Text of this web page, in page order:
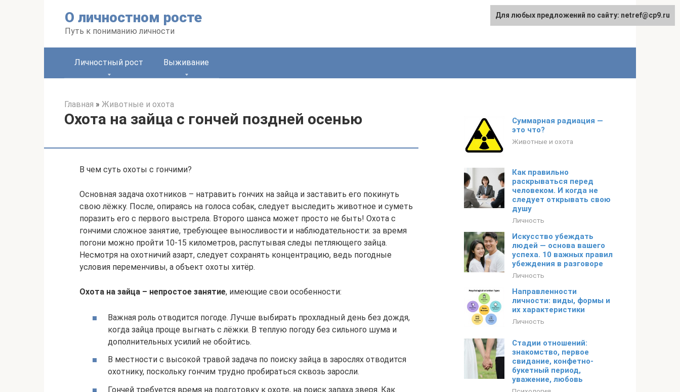
О личностном росте
Путь к пониманию личности
Личностный рост Выживание
Главная » Животные и охота
Охота на зайца с гончей поздней осенью
В чем суть охоты с гончими?
Основная задача охотников – натравить гончих на зайца и заставить его покинуть
свою лёжку. После, опираясь на голоса собак, следует выследить животное и суметь
поразить его с первого выстрела. Второго шанса может просто не быть! Охота с
гончими сложное занятие, требующее выносливости и наблюдательности: за время
погони можно пройти 10-15 километров, распутывая следы петляющего зайца.
Несмотря на охотничий азарт, следует сохранять концентрацию, ведь погодные
условия переменчивы, а объект охоты хитёр.
Охота на зайца – непростое занятие, имеющие свои особенности:
Важная роль отводится погоде. Лучше выбирать прохладный день без дождя,
когда зайца проще выгнать с лёжки. В теплую погоду без сильного шума и
дополнительных усилий не обойтись.
В местности с высокой травой задача по поиску зайца в зарослях отводится
охотнику, поскольку гончим трудно пробираться сквозь заросли.
Гончей требуется время на подготовку к охоте, на поиск запаха зверя. Как
Суммарная радиация —
это что?
Животные и охота
Как правильно
раскрываться перед
человеком. И когда не
следует открывать свою
душу
Личность
Искусство убеждать
людей — основа вашего
успеха. 10 важных правил
убеждения в разговоре
Личность
Направленности
личности: виды, формы и
их характеристики
Личность
Стадии отношений:
знакомство, первое
свидание, конфетно-
букетный период,
уважение, любовь
Для любых предложений по сайту: netref@cp9.ru